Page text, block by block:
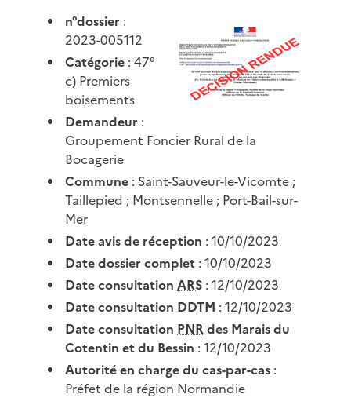
n°dossier :
2023-005112
Catégorie : 47°
c) Premiers
boisements
Demandeur :
Groupement Foncier Rural de la
Bocagerie
Commune : Saint-Sauveur-le-Vicomte ;
Taillepied ; Montsennelle ; Port-Bail-sur-
Mer
Date avis de réception : 10/10/2023
Date dossier complet : 10/10/2023
Date consultationARS : 12/10/2023
Date consultation DDTM : 12/10/2023
Date consultation PNRdes Marais du
Cotentin et du Bessin : 12/10/2023
Autorité en charge du cas-par-cas :
Préfet de la région Normandie